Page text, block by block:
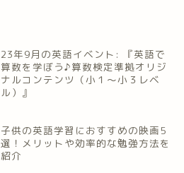
23年9月の英語イベント: 『英語で
算数を学ぼう♪算数検定準拠オリジ
ナルコンテンツ（小１～小３レベ
ル）』
子供の英語学習におすすめの映画5
選！メリットや効率的な勉強方法を
紹介